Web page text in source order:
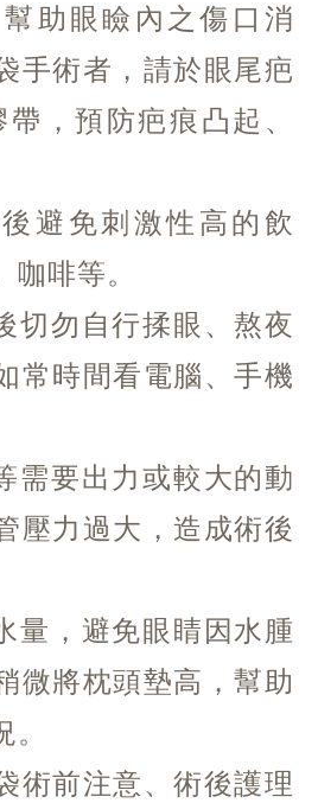
助眼瞼內之傷口消
手術者，請於眼尾疤
，預防疤痕凸起、
避免刺激性高的飲
啡等。
切勿自行揉眼、熬夜
常時間看電腦、手機
需要出力或較大的動
壓力過大，造成術後
量，避免眼睛因水腫
微將枕頭墊高，幫助
術前注意、術後護理